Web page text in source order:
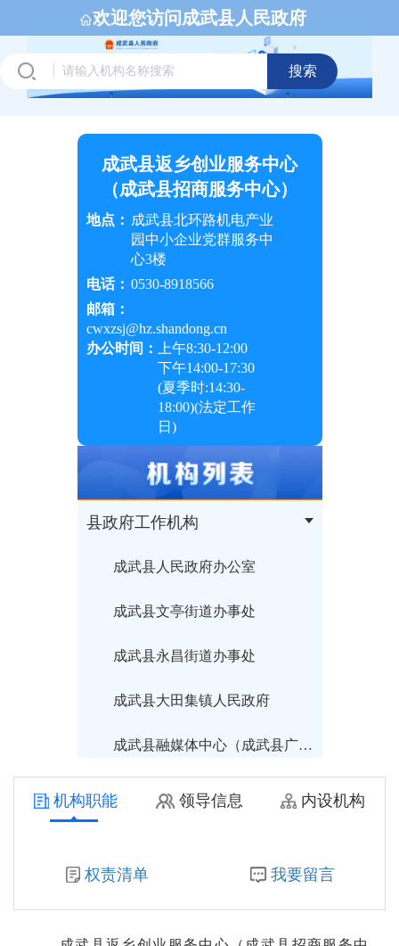
欢迎您访问成武县人民政府
搜索
成武县返乡创业服务中心
（成武县招商服务中心）
地点： 成武县北环路机电产业
园中小企业党群服务中
心3楼
电话： 0530-8918566
邮箱：
cwxzsj@hz.shandong.cn
办公时间：
上午8:30-12:00
下午14:00-17:30
(夏季时:14:30-
18:00)(法定工作
日)
县政府工作机构
成武县人民政府办公室
成武县文亭街道办事处
成武县永昌街道办事处
成武县大田集镇人民政府
成武县融媒体中心（成武县广播电视台）
成武县住房和城乡建设局
成武县汶上集镇人民政府
机构职能 领导信息 内设机构
权责清单 我要留言